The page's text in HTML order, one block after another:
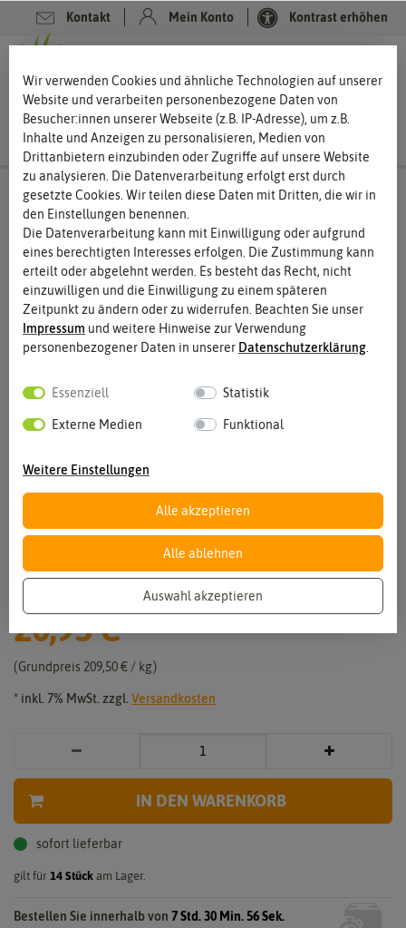
Kontakt Mein Konto Kontrast erhöhen
Vergrößern durch berühren
Blumenwiese Farbton Gelb (100 g)
20,95 €
*
Grundpreis 209,50 € / kg
* inkl. 7% MwSt. zzgl. Versandkosten
IN DEN WARENKORB
sofort lieferbar
gilt für 14 Stück am Lager.
Bestellen Sie innerhalb von 7 Std. 30 Min. 55 Sek.
Wir verwenden Cookies und ähnliche Technologien auf unserer
Website und verarbeiten personenbezogene Daten von
Besucher:innen unserer Webseite (z.B. IP-Adresse), um z.B.
Inhalte und Anzeigen zu personalisieren, Medien von
Drittanbietern einzubinden oder Zugriffe auf unsere Website
zu analysieren. Die Datenverarbeitung erfolgt erst durch
gesetzte Cookies. Wir teilen diese Daten mit Dritten, die wir in
den Einstellungen benennen.
Die Datenverarbeitung kann mit Einwilligung oder aufgrund
eines berechtigten Interesses erfolgen. Die Zustimmung kann
erteilt oder abgelehnt werden. Es besteht das Recht, nicht
einzuwilligen und die Einwilligung zu einem späteren
Zeitpunkt zu ändern oder zu widerrufen. Beachten Sie unser
Impressum und weitere Hinweise zur Verwendung
personenbezogener Daten in unserer Daten­schutz­erklärung
Essenziell Statistik
Externe Medien Funktional
Weitere Einstellungen
Alle akzeptieren
Alle ablehnen
Auswahl akzeptieren